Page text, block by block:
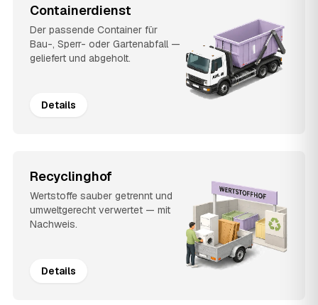
Containerdienst
Der passende Container für
Bau-, Sperr- oder Gartenabfall —
geliefert und abgeholt.
Details
Recyclinghof
Wertstoffe sauber getrennt und
umweltgerecht verwertet — mit
Nachweis.
Details